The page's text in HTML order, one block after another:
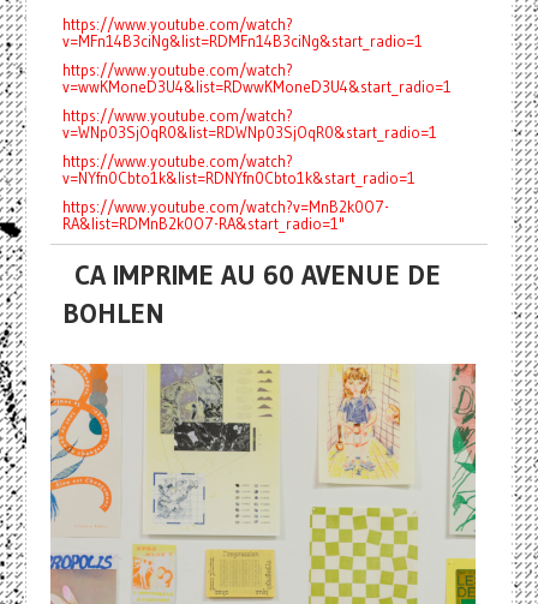
https://www.youtube.com/watch?
v=MFn14B3ciNg&list=RDMFn14B3ciNg&start_radio=1
https://www.youtube.com/watch?
v=wwKMoneD3U4&list=RDwwKMoneD3U4&start_radio=1
https://www.youtube.com/watch?
v=WNp03SjOqR0&list=RDWNp03SjOqR0&start_radio=1
https://www.youtube.com/watch?
v=NYfn0Cbto1k&list=RDNYfn0Cbto1k&start_radio=1
https://www.youtube.com/watch?v=MnB2k0O7-
RA&list=RDMnB2k0O7-RA&start_radio=1"
CA IMPRIME AU 60 AVENUE DE
BOHLEN